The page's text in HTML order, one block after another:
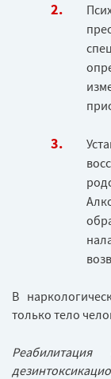
В
только тело
Реабилитация